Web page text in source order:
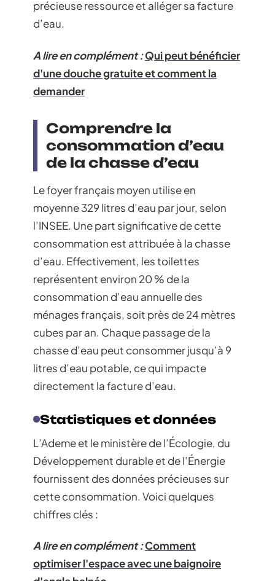
précieuse ressource et alléger sa facture
d’eau.
A lire en complément :Qui peut bénéficier
d'une douche gratuite et comment la
demander
Comprendre la
consommation d’eau
de la chasse d’eau
Le foyer français moyen utilise en
moyenne 329 litres d’eau par jour, selon
l’INSEE. Une part significative de cette
consommation est attribuée à la chasse
d’eau. Effectivement, les toilettes
représentent environ 20 % de la
consommation d’eau annuelle des
ménages français, soit près de 24 mètres
cubes par an. Chaque passage de la
chasse d’eau peut consommer jusqu’à 9
litres d’eau potable, ce qui impacte
directement la facture d’eau.
Statistiques et données
L’Ademe et le ministère de l’Écologie, du
Développement durable et de l’Énergie
fournissent des données précieuses sur
cette consommation. Voici quelques
chiffres clés :
A lire en complément :Comment
optimiser l'espace avec une baignoire